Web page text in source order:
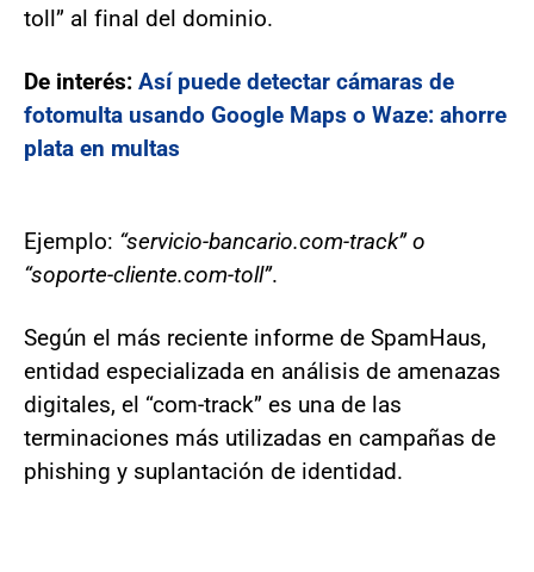
toll” al final del dominio.
De interés: Así puede detectar cámaras de
fotomulta usando Google Maps o Waze: ahorre
plata en multas
Ejemplo: “servicio-bancario.com-track” o
“soporte-cliente.com-toll”.
Según el más reciente informe de SpamHaus,
entidad especializada en análisis de amenazas
digitales, el “com-track” es una de las
terminaciones más utilizadas en campañas de
phishing y suplantación de identidad.